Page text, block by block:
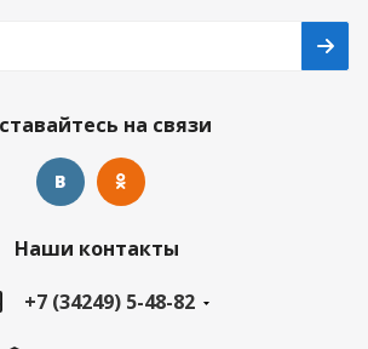
на связи
Наши контакты
+7 (34249) 5-48-82